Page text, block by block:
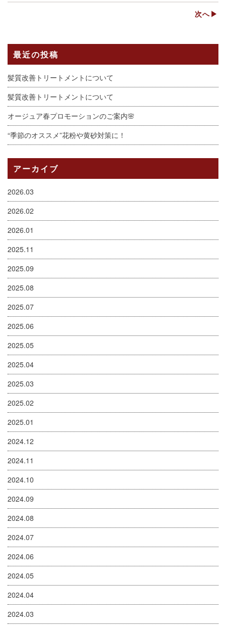
次へ▶
最近の投稿
髪質改善トリートメントについて
髪質改善トリートメントについて
オージュア春プロモーションのご案内🌸
“季節のオススメ”花粉や黄砂対策に！
アーカイブ
2026.03
2026.02
2026.01
2025.11
2025.09
2025.08
2025.07
2025.06
2025.05
2025.04
2025.03
2025.02
2025.01
2024.12
2024.11
2024.10
2024.09
2024.08
2024.07
2024.06
2024.05
2024.04
2024.03